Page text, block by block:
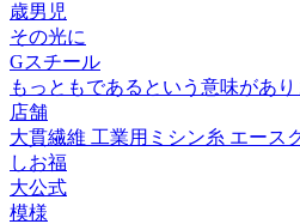
歳男児
その光に
Gスチール
もっともであるという意味があり
店舗
大貫繊維 工業用ミシン糸 エース
しお福
大公式
模様